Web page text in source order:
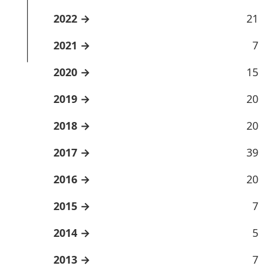
2022
21
2021
7
2020
15
2019
20
2018
20
2017
39
2016
20
2015
7
2014
5
2013
7